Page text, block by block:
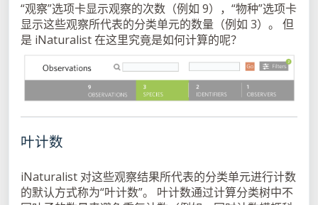
“观察”选项卡显示观察的次数（例如 9），“物种”选项卡
显示这些观察所代表的分类单元的数量（例如 3）。 但
是 iNaturalist 在这里究竟是如何计算的呢？
叶计数
iNaturalist 对这些观察结果所代表的分类单元进行计数
的默认方式称为“叶计数”。 叶计数通过计算分类树中不